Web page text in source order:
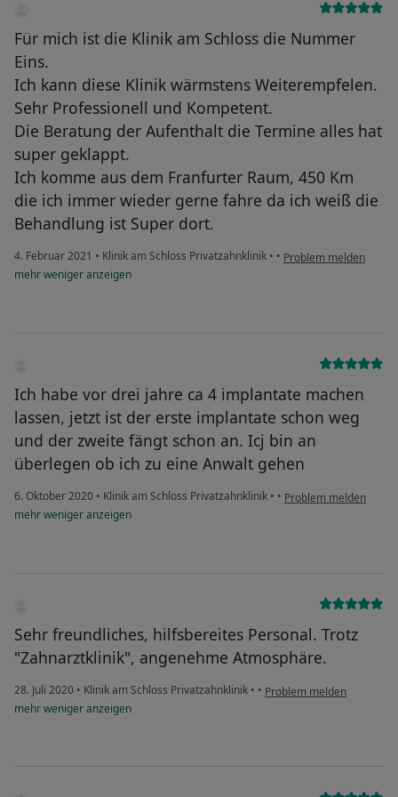
Für mich ist die Klinik am Schloss die Nummer
Eins.
Ich kann diese Klinik wärmstens Weiterempfelen.
Sehr Professionell und Kompetent.
Die Beratung der Aufenthalt die Termine alles hat
super geklappt.
Ich komme aus dem Franfurter Raum, 450 Km
die ich immer wieder gerne fahre da ich weiß die
Behandlung ist Super dort.
4. Februar 2021 • Klinik am Schloss Privatzahnklinik • • Problem melden
mehrwenigeranzeigen
Ich habe vor drei jahre ca 4 implantate machen
lassen, jetzt ist der erste implantate schon weg
und der zweite fängt schon an. Icj bin an
überlegen ob ich zu eine Anwalt gehen
6. Oktober 2020 • Klinik am Schloss Privatzahnklinik • • Problem melden
mehrwenigeranzeigen
Sehr freundliches, hilfsbereites Personal. Trotz
"Zahnarztklinik", angenehme Atmosphäre.
28. Juli 2020 • Klinik am Schloss Privatzahnklinik • • Problem melden
mehrwenigeranzeigen